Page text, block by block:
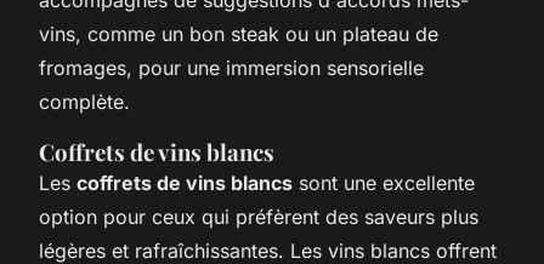
vins, comme un bon steak ou un plateau de
fromages, pour une immersion sensorielle
complète.
Coffrets de vins blancs
Les coffrets de vins blancs sont une excellente
option pour ceux qui préfèrent des saveurs plus
légères et rafraîchissantes. Les vins blancs offrent